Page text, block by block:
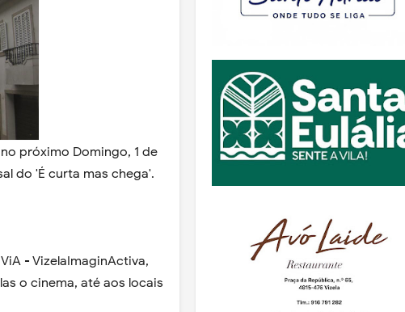
próximo Domingo, 1 de
do 'É curta mas chega'.
- VizelaImaginActiva,
o cinema, até aos locais